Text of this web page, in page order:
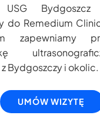
Bydgoszcz
do Remedium
zapewniamy
Bydgoszczy i okolic.
UMÓW WIZYTĘ